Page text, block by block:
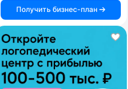
Получить бизнес-план